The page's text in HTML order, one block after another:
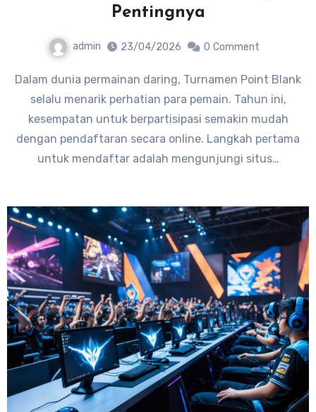
Pentingnya
admin 23/04/2026 0 Comment
Dalam dunia permainan daring, Turnamen Point Blank
selalu menarik perhatian para pemain. Tahun ini,
kesempatan untuk berpartisipasi semakin mudah
dengan pendaftaran secara online. Langkah pertama
untuk mendaftar adalah mengunjungi situs…